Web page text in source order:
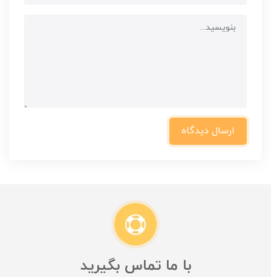
ارسال دیدگاه
با ما تماس بگیرید